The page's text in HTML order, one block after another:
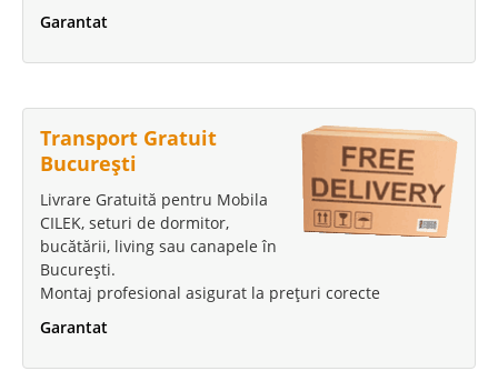
Garantat
Transport Gratuit
București
Livrare Gratuită pentru Mobila
CILEK, seturi de dormitor,
bucătării, living sau canapele în
București.
Montaj profesional asigurat la prețuri corecte
Garantat